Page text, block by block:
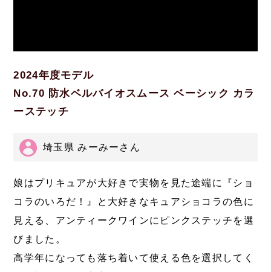
2024年度モデル
No.70 防水ベルバイオスムース ベーシック カラ
ーステッチ
埼玉県 みーみーさん
娘はプリキュアが大好きで実物を見た途端に『ショ
コラのいろだ！』と大好きなキュアショコラの色に
見える、アンティークワインにピンクステッチを選
びました。
高学年になっても落ち着いて使える色を選択してく